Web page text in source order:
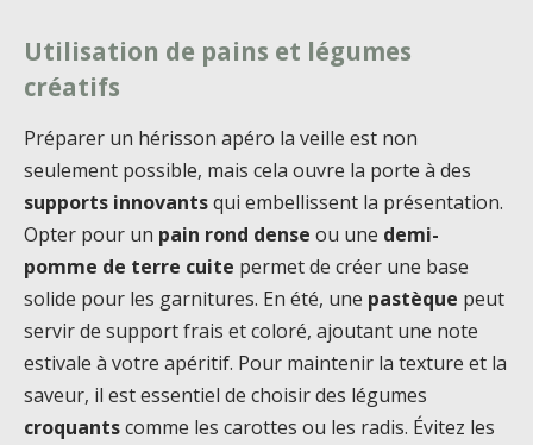
Utilisation de pains et légumes
créatifs
Préparer un hérisson apéro la veille est non
seulement possible, mais cela ouvre la porte à des
supports innovantsqui embellissent la présentation.
Opter pour un pain rond dense ou une demi-
pomme de terre cuite permet de créer une base
solide pour les garnitures. En été, une pastèque peut
servir de support frais et coloré, ajoutant une note
estivale à votre apéritif. Pour maintenir la texture et la
saveur, il est essentiel de choisir des légumes
croquantscomme les carottes ou les radis. Évitez les